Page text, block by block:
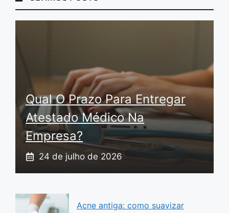
Qual O Prazo Para Entregar
Atestado Médico Na
Empresa?
24 de julho de 2026
Acne antiga: como suavizar